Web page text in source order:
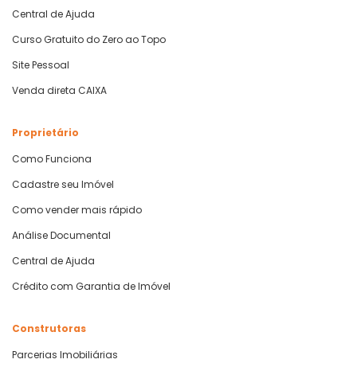
Central de Ajuda
Curso Gratuito do Zero ao Topo
Site Pessoal
Venda direta CAIXA
Proprietário
Como Funciona
Cadastre seu Imóvel
Como vender mais rápido
Análise Documental
Central de Ajuda
Crédito com Garantia de Imóvel
Construtoras
Parcerias Imobiliárias